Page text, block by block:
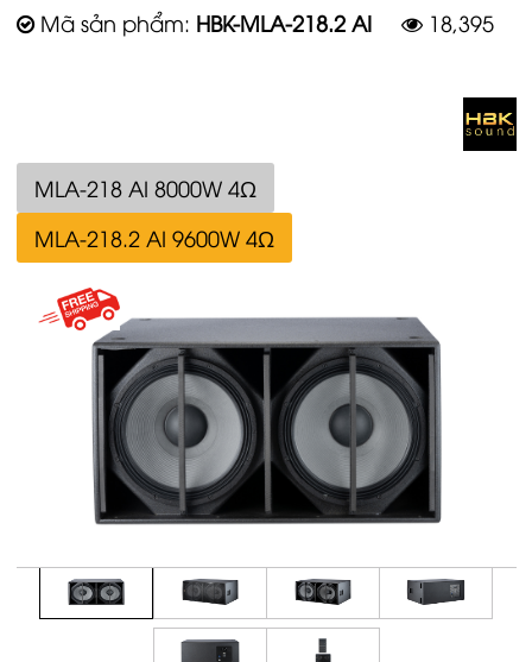
Mã sản phẩm: HBK-MLA-218.2 AI 18,395
MLA-218 AI 8000W 4Ω
MLA-218.2 AI 9600W 4Ω